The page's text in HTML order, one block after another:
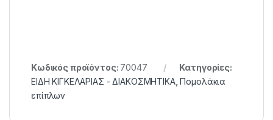
Κωδικός προϊόντος: 70047
Κατηγορίες:
ΕΙΔΗ ΚΙΓΚΕΛΑΡΙΑΣ - ΔΙΑΚΟΣΜΗΤΙΚΑ,Πομολάκια
επίπλων